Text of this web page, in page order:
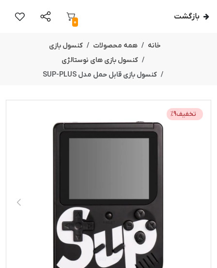
بازگشت
0
خانه همه محصولات
کنسول بازی
کنسول بازی های نوستالژی
کنسول بازی قابل حمل مدل SUP-PLUS
تخفیف %9